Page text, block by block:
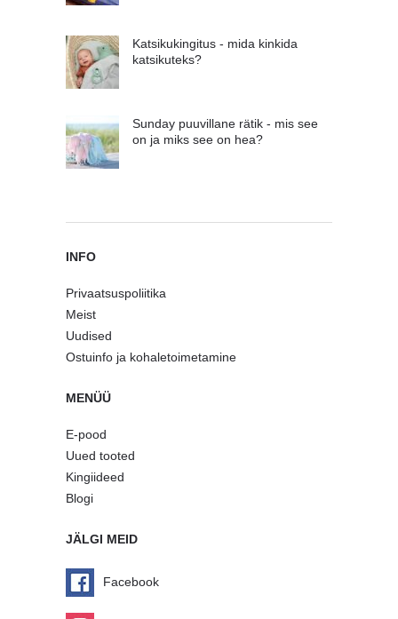
Katsikukingitus - mida kinkida
katsikuteks?
Sunday puuvillane rätik - mis see
on ja miks see on hea?
INFO
Privaatsuspoliitika
Meist
Uudised
Ostuinfo ja kohaletoimetamine
MENÜÜ
E-pood
Uued tooted
Kingiideed
Blogi
JÄLGI MEID
Facebook